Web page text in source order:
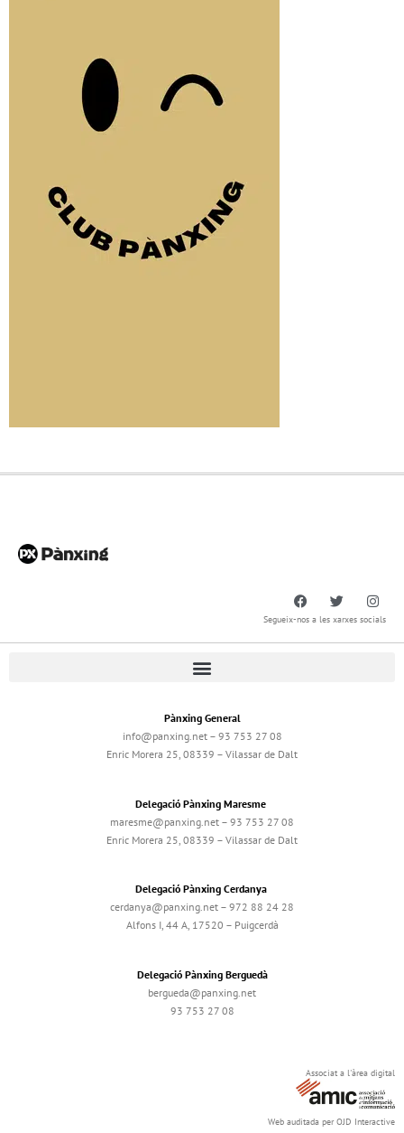
Segueix-nos a les xarxes socials
Pànxing General
info@panxing.net – 93 753 27 08
Enric Morera 25, 08339 – Vilassar de Dalt
Delegació Pànxing Maresme
maresme@panxing.net – 93 753 27 08
Enric Morera 25, 08339 – Vilassar de Dalt
Delegació Pànxing Cerdanya
cerdanya@panxing.net – 972 88 24 28
Alfons I, 44 A, 17520 – Puigcerdà
Delegació Pànxing Berguedà
bergueda@panxing.net
93 753 27 08
Associat a l'àrea digital
Web auditada per OJD Interactive